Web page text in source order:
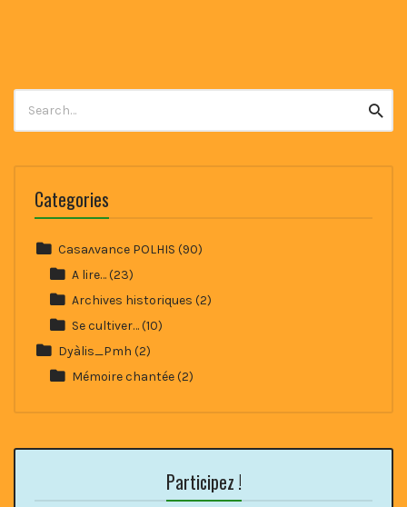
for:
Categories
Casaʌvance POLHIS (90)
A lire…(23)
Archives historiques (2)
Se cultiver…(10)
Dyàlis_Pmh (2)
Mémoire chantée(2)
Participez !